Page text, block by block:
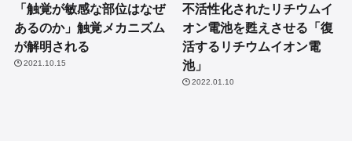
「触覚が敏感な部位はなぜ
あるのか」触覚メカニズム
が解明される
2021.10.15
不活性化されたリチウムイ
オン電池を甦えさせる「復
活するリチウムイオン電
池」
2022.01.10